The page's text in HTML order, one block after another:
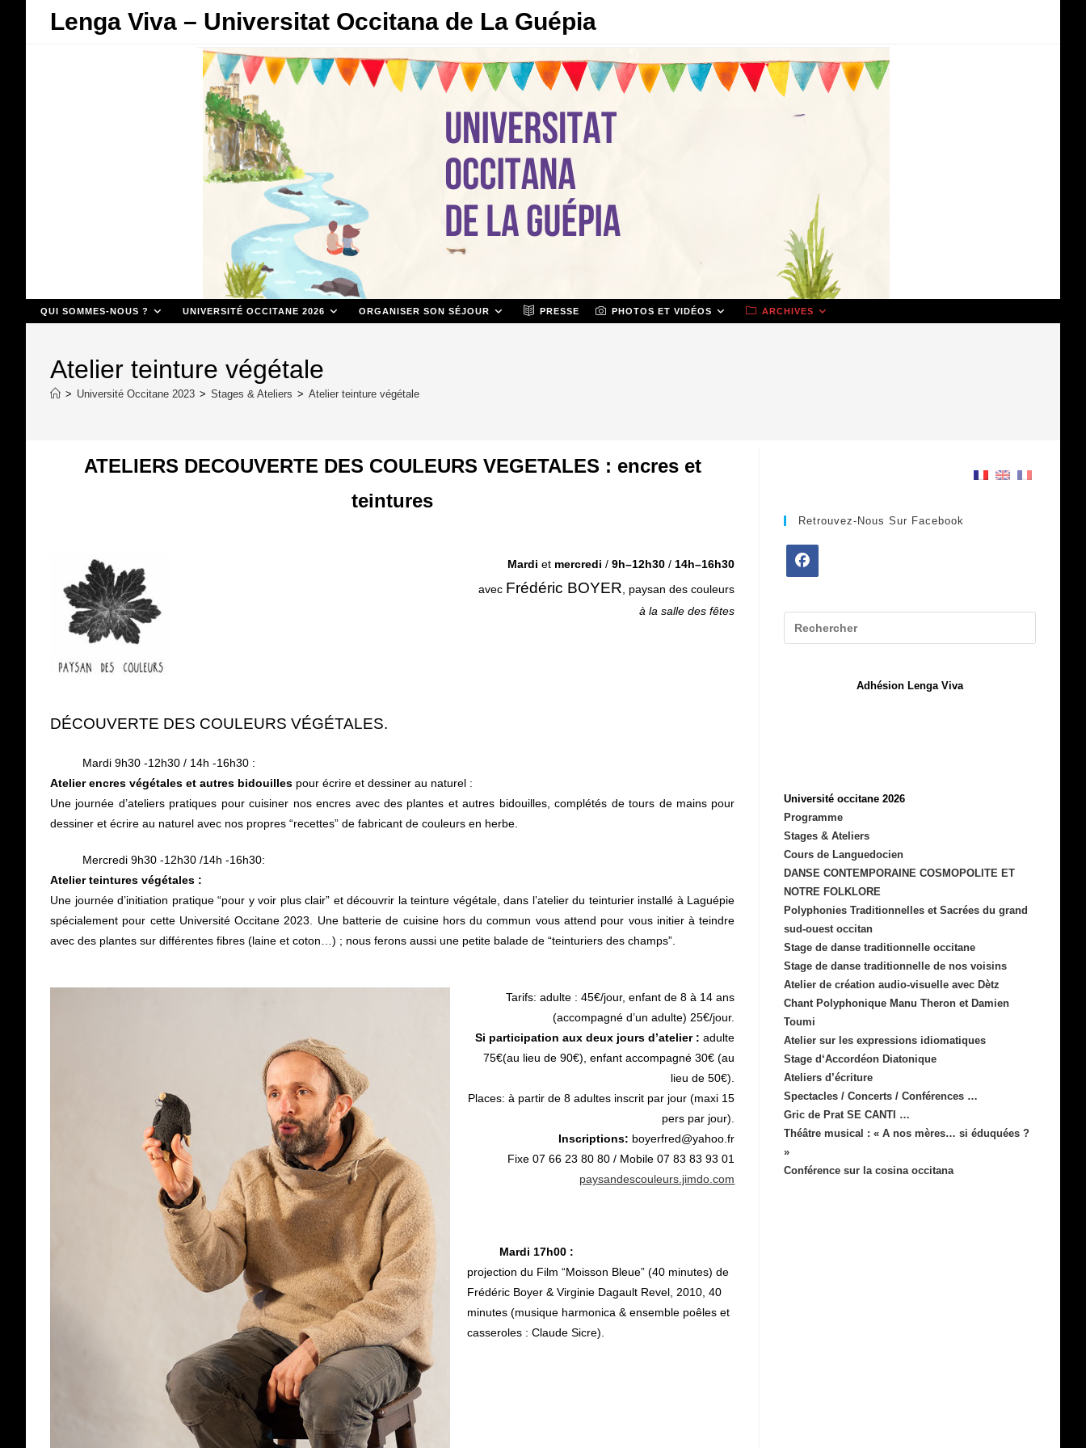
Lenga Viva – Universitat Occitana de La Guépia
QUI SOMMES-NOUS ? UNIVERSITÉ OCCITANE 2026 ORGANISER SON SÉJOUR PRESSE PHOTOS ET VIDÉOS ARCHIVES
Atelier teinture végétale
> Université Occitane 2023 > Stages & Ateliers > Atelier teinture végétale
ATELIERS DECOUVERTE DES COULEURS VEGETALES : encres et
teintures
Mardi et mercredi / 9h–12h30 / 14h–16h30
avec Frédéric BOYER , paysan des couleurs
à la salle des fêtes
DÉCOUVERTE DES COULEURS VÉGÉTALES.
Mardi 9h30 -12h30 / 14h -16h30 :
Atelier encres végétales et autres bidouilles pour écrire et dessiner au naturel :
Une journée d’ateliers pratiques pour cuisiner nos encres avec des plantes et autres bidouilles, complétés de tours de mains pour
dessiner et écrire au naturel avec nos propres “recettes” de fabricant de couleurs en herbe.
Mercredi 9h30 -12h30 /14h -16h30:
Atelier teintures végétales :
Une journée d’initiation pratique “pour y voir plus clair” et découvrir lateinture végétale, dans l’atelier du teinturier installé à Laguépie
spécialement pour cette Université Occitane 2023. Une batterie de cuisine hors du commun vous attend pour vous initier à teindre
avec des plantes sur différentes fibres (laine et coton…) ; nous ferons aussi une petite balade de “teinturiers des champs”.
Tarifs: adulte : 45€/jour, enfant de 8 à 14 ans
(accompagné d’un adulte) 25€/jour.
Si participation aux deux jours d’atelier : adulte
75€(au lieu de 90€), enfant accompagné 30€ (au
lieu de 50€).
Places: à partir de 8 adultes inscrit par jour (maxi 15
pers par jour).
Inscriptions: boyerfred@yahoo.fr
Fixe 07 66 23 80 80 / Mobile 07 83 83 93 01
paysandescouleurs.jimdo.com
Mardi 17h00 :
projection du Film “Moisson Bleue” (40 minutes) de
Frédéric Boyer & Virginie Dagault Revel, 2010, 40
minutes (musique harmonica & ensemble poêles et
casseroles : Claude Sicre).
Retrouvez-Nous Sur Facebook
un
nouvel
Adhésion Lenga Viva
Université occitane 2026
Programme
Stages & Ateliers
Cours de Languedocien
DANSE CONTEMPORAINE COSMOPOLITE ET
NOTRE FOLKLORE
Polyphonies Traditionnelles et Sacrées du grand
sud-ouest occitan
Stage de danse traditionnelle occitane
Stage de danse traditionnelle de nos voisins
Atelier de création audio-visuelle avec Dètz
Chant Polyphonique Manu Theron et Damien
Toumi
Atelier sur les expressions idiomatiques
Stage d‘Accordéon Diatonique
Ateliers d’écriture
Spectacles / Concerts / Conférences …
Gric de Prat SE CANTI …
Théâtre musical : « A nos mères… si éduquées ?
»
Conférence sur la cosina occitana